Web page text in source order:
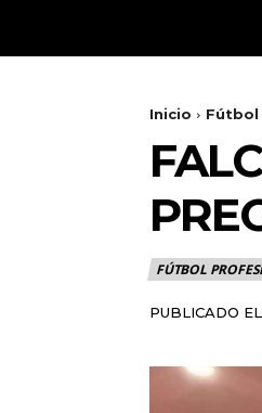
Inicio Fútbol
FÚTBOL
PUBLICADO EL